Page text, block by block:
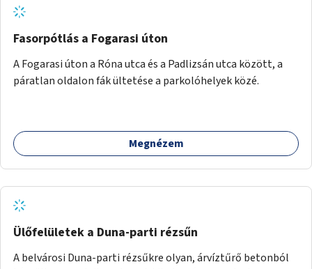
Fasorpótlás a Fogarasi úton
A Fogarasi úton a Róna utca és a Padlizsán utca között, a
páratlan oldalon fák ültetése a parkolóhelyek közé.
Megnézem
Ülőfelületek a Duna-parti rézsűn
A belvárosi Duna-parti rézsűkre olyan, árvíztűrő betonból